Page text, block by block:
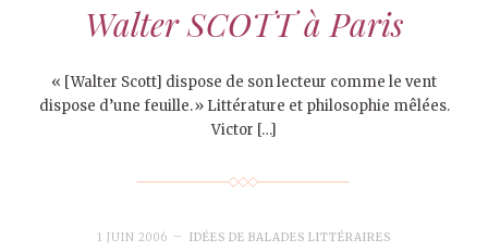
Walter SCOTT à Paris
« [Walter Scott] dispose de son lecteur comme le vent
dispose d’une feuille.» Littérature et philosophie mêlées.
Victor […]
1 JUIN 2006 IDÉES DE BALADES LITTÉRAIRES